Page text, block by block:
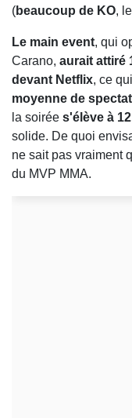
(beaucoup de KO,
Le main event, qui
Carano, aurait attiré
devant Netflix, ce
moyenne de
la soirée s'élève à
solide. De quoi
ne sait pas vraiment
du MVP MMA.